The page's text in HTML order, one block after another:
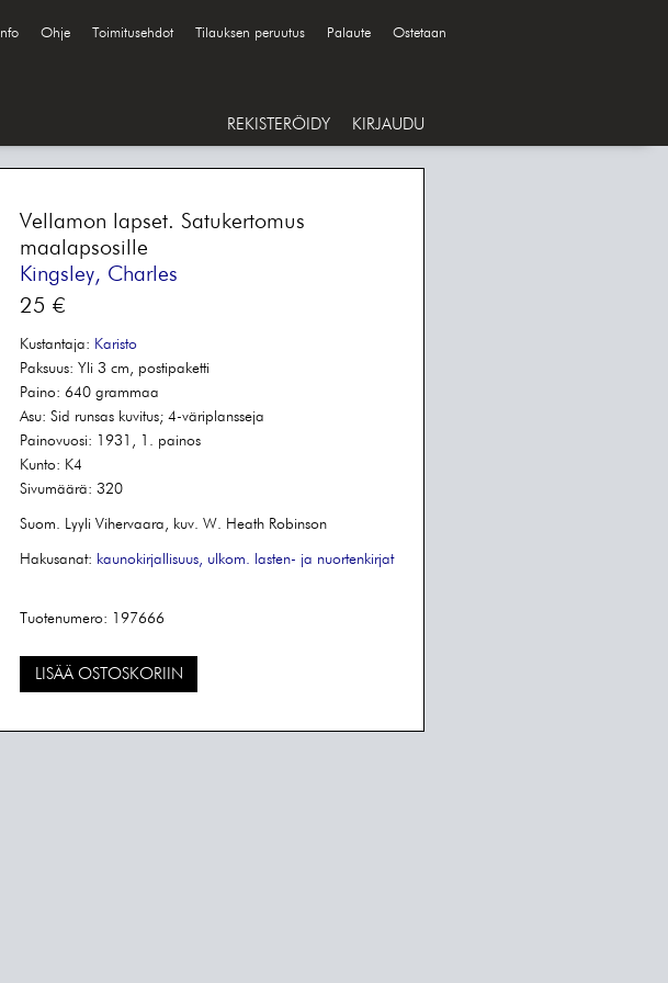
Info Ohje Toimitusehdot Tilauksen peruutus Palaute Ostetaan
REKISTERÖIDY KIRJAUDU
Vellamon lapset. Satukertomus
maalapsosille
Kingsley, Charles
25 €
Kustantaja: Karisto
Paksuus: Yli 3 cm, postipaketti
Paino: 640 grammaa
Asu: Sid runsas kuvitus; 4-väriplansseja
Painovuosi: 1931, 1. painos
Kunto: K4
Sivumäärä: 320
Suom. Lyyli Vihervaara, kuv. W. Heath Robinson
Hakusanat: kaunokirjallisuus, ulkom. lasten- ja nuortenkirjat
Tuotenumero: 197666
LISÄÄ OSTOSKORIIN